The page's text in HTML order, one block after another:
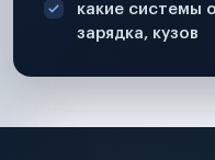
какие системы
зарядка, кузов